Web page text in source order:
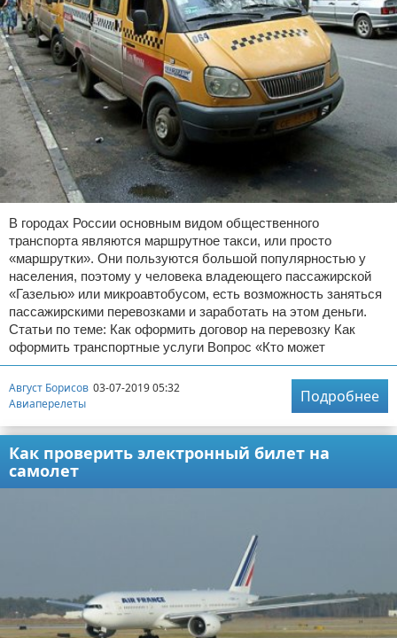
В городах России основным видом общественного
транспорта являются маршрутное такси, или просто
«маршрутки». Они пользуются большой популярностью у
населения, поэтому у человека владеющего пассажирской
«Газелью» или микроавтобусом, есть возможность заняться
пассажирскими перевозками и заработать на этом деньги.
Статьи по теме: Как оформить договор на перевозку Как
оформить транспортные услуги Вопрос «Кто может
Август Борисов 03-07-2019 05:32
Авиаперелеты
Подробнее
Как проверить электронный билет на
самолет